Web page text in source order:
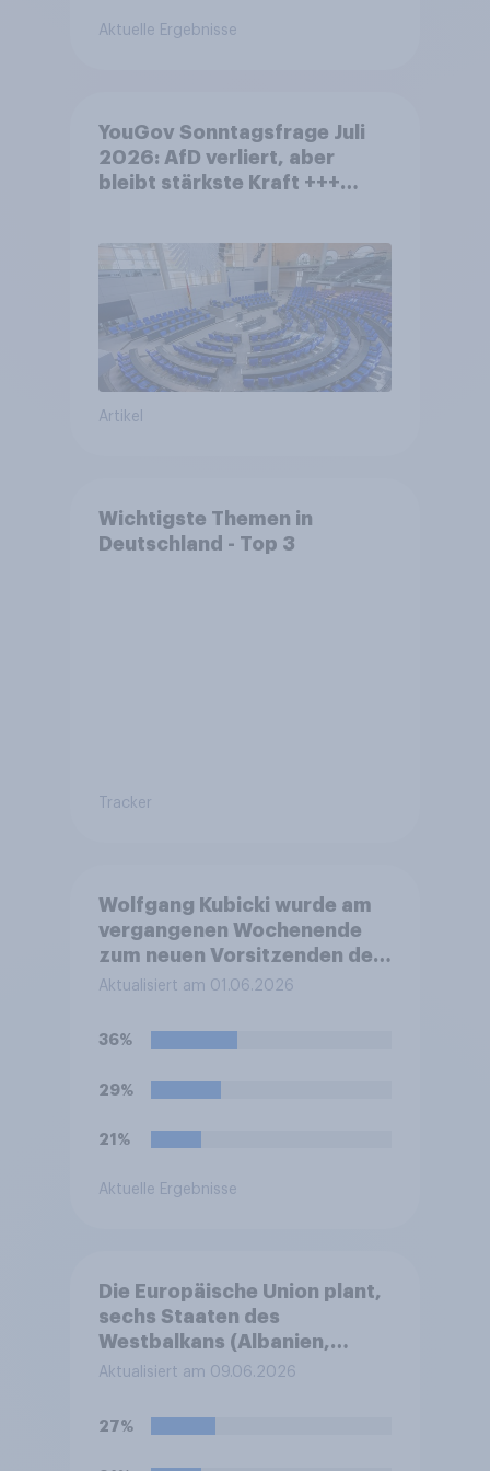
Aktuelle Ergebnisse
YouGov Sonntagsfrage Juli
2026: AfD verliert, aber
bleibt stärkste Kraft +++
Artikel
Wichtigste Themen in
Deutschland - Top 3
Tracker
Wolfgang Kubicki wurde am
vergangenen Wochenende
zum neuen Vorsitzenden der
FDP gewählt. Was glauben
eher positiv oder negativ
keinen Effekt haben?
Aktualisiert am 01.06.2026
36%
29%
21%
Aktuelle Ergebnisse
Die Europäische Union plant,
sechs Staaten des
Westbalkans (Albanien,
Bosnien und Herzegowina,
Nordmazedonien und
Aktualisiert am 09.06.2026
27%